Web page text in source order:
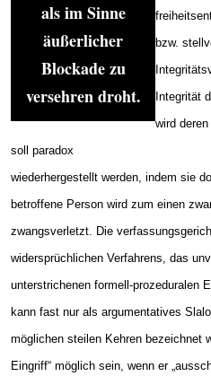
als im Sinne
äußerlicher
Blockade zu
versehren droht.
bzw.
Integrität
wird
soll paradox
wiederhergestellt werden, indem sie
betroffene Person wird zum einen
zwangsverletzt. Die
widersprüchlichen Verfahrens, das
unterstrichenen formell-prozeduralen
kann fast nur als argumentatives
möglichen steilen Kehren bezeichnet
Eingriff“ möglich sein, wenn er